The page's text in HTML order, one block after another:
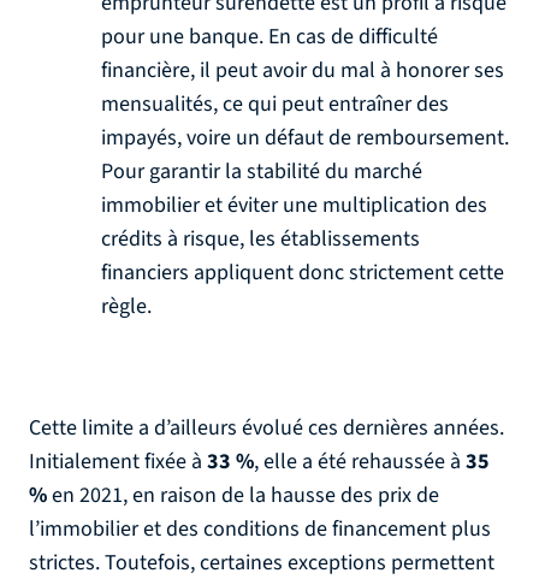
pour une banque. En cas de difficulté
financière, il peut avoir du mal à honorer ses
mensualités, ce qui peut entraîner des
impayés, voire un défaut de remboursement.
Pour garantir la stabilité du marché
immobilier et éviter une multiplication des
crédits à risque, les établissements
financiers appliquent donc strictement cette
règle.
Cette limite a d’ailleurs évolué ces dernières années.
Initialement fixée à 33 %, elle a été rehaussée à 35
%en 2021, en raison de la hausse des prix de
l’immobilier et des conditions de financement plus
strictes. Toutefois, certaines exceptions permettent